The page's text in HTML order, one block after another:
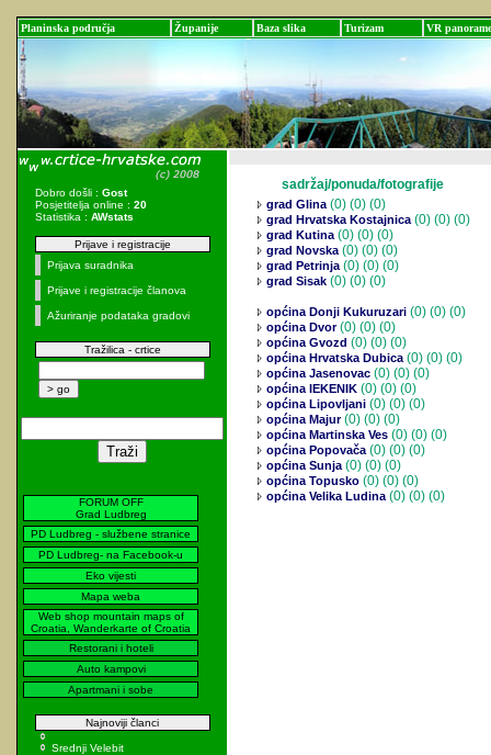
Planinska područja Županije Baza slika Turizam VR panorame
Dobro došli : Gost
Posjetitelja online : 20
Statistika : AWstats
Prijave i registracije
Prijava suradnika
Prijave i registracije članova
Ažuriranje podataka gradovi
Tražilica - crtice
FORUM OFF
Grad Ludbreg
PD Ludbreg - službene stranice
PD Ludbreg- na Facebook-u
Eko vijesti
Mapa weba
Web shop mountain maps of
Croatia, Wanderkarte of Croatia
Restorani i hoteli
Auto kampovi
Apartmani i sobe
Najnoviji članci
Srednji Velebit
sadržaj/ponuda/fotografije
grad Glina(0) (0) (0)
grad Hrvatska Kostajnica(0) (0) (0)
grad Kutina(0) (0) (0)
grad Novska(0) (0) (0)
grad Petrinja(0) (0) (0)
grad Sisak (0) (0) (0)
općina Donji Kukuruzari (0) (0) (0)
općina Dvor(0) (0) (0)
općina Gvozd (0) (0) (0)
općina Hrvatska Dubica(0) (0) (0)
općina Jasenovac (0) (0) (0)
općina lEKENIK (0) (0) (0)
općina Lipovljani (0) (0) (0)
općina Majur(0) (0) (0)
općina Martinska Ves (0) (0) (0)
općina Popovača(0) (0) (0)
općina Sunja(0) (0) (0)
općina Topusko (0) (0) (0)
općina Velika Ludina(0) (0) (0)